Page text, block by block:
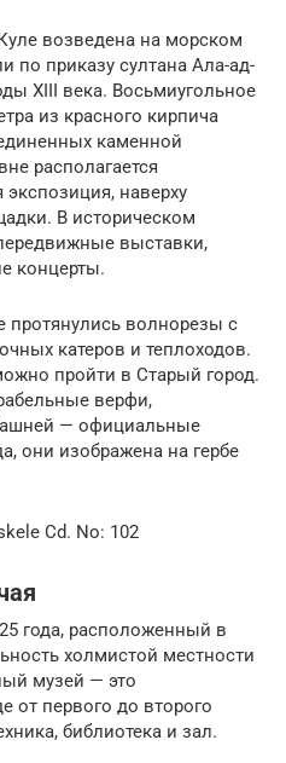
возведена на морском
по приказу султана Ала-ад-
XIII века. Восьмиугольное
из красного кирпича
каменной
располагается
экспозиция, наверху
В историческом
выставки,
концерты.
протянулись волнорезы с
катеров и теплоходов.
пройти в Старый город.
верфи,
— официальные
они изображена на гербе
Cd. No: 102
года, расположенный в
холмистой местности
музей — это
от первого до второго
библиотека и зал.